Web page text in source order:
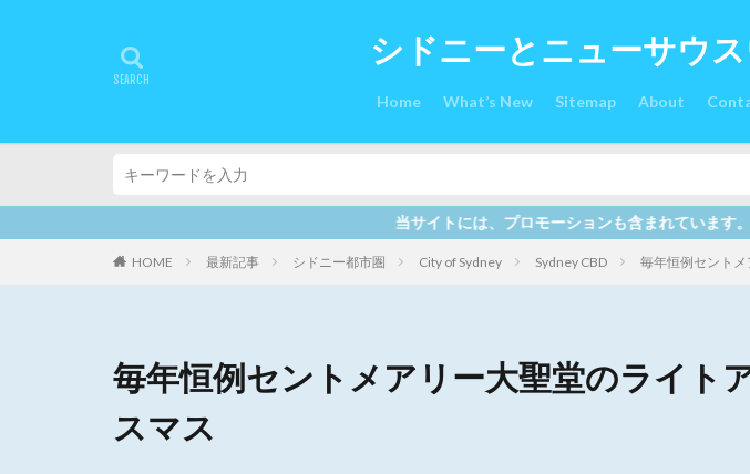
シドニーとニューサウ
Home What’s New Sitemap About
当サイトには、プロモーションも含まれています。最新の記事更新情報は Down
HOME 最新記事 シドニー都市圏 City of Sydney Sydney CBD 毎年恒例セント
毎年恒例セントメアリー大聖堂のライト
スマス